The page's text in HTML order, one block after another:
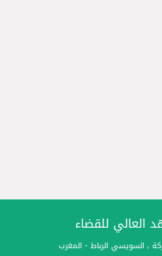
العالي للقضاء